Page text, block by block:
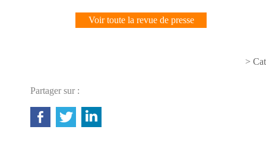
Voir toute la revue de presse
>
Partager sur :